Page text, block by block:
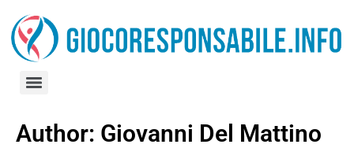
Author: Giovanni Del Mattino